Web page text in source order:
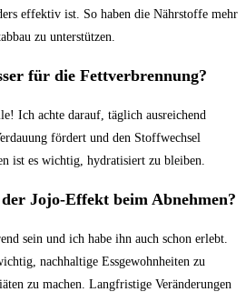
effektiv ist. So haben​ die Nährstoffe mehr
zu unterstützen.
für die​ Fettverbrennung?
Ich achte‍ darauf, täglich ausreichend
fördert und den Stoffwechsel
ist es‍ wichtig, hydratisiert zu bleiben.
Jojo-Effekt beim Abnehmen?
sein und ich ‌habe ihn auch schon erlebt.
nachhaltige Essgewohnheiten ⁢zu
zu machen. Langfristige Veränderungen